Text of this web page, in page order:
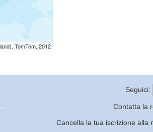
TomTom, 2012
Seguici:
Contatta la
Cancella la tua iscrizione alla